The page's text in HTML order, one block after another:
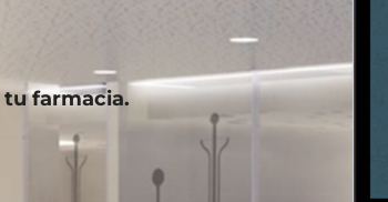
tu farmacia.